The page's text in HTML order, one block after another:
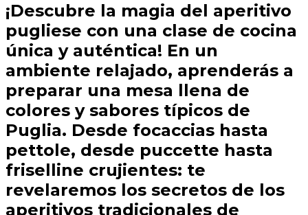
¡Descubre la magia del aperitivo
pugliese con una clase de cocina
única y auténtica! En un
ambiente relajado, aprenderás a
preparar una mesa llena de
colores y sabores típicos de
Puglia. Desde focaccias hasta
pettole, desde puccette hasta
friselline crujientes: te
revelaremos los secretos de los
aperitivos tradicionales de